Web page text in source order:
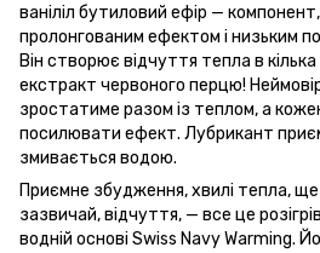
ваніліл бутиловий ефір —
пролонгованим ефектом і низьким
Він створює відчуття тепла в
екстракт червоного перцю!
зростатиме разом із теплом, а
посилювати ефект. Лубрикант
змивається водою.
Приємне збудження, хвилі тепла, ще
зазвичай, відчуття, — все це
водній основі Swiss Navy Warming.